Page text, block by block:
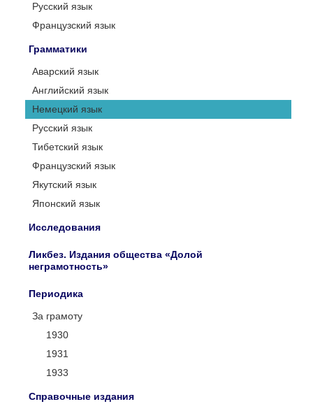
Русский язык
Французский язык
Грамматики
Аварский язык
Английский язык
Немецкий язык
Русский язык
Тибетский язык
Французский язык
Якутский язык
Японский язык
Исследования
Ликбез. Издания общества «Долой
неграмотность»
Периодика
За грамоту
1930
1931
1933
Справочные издания